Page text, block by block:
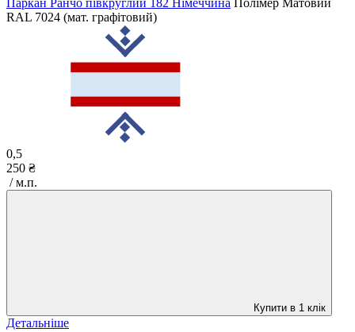
Паркан Ранчо півкруглий 182 Німеччина
Полімер Матовий
RAL 7024 (мат. графітовий)
0,5
250 ₴
/ м.п.
Купити в 1 клік
Детальніше